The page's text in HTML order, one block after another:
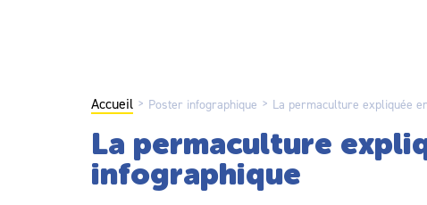
Accueil > Poster infographique > La permaculture expliquée
La permaculture
infographique